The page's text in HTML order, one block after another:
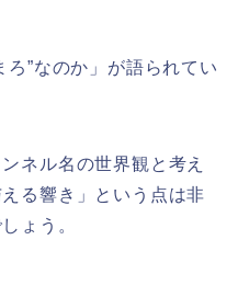
”なのか」が語られてい
ネル名の世界観と考え
る響き」という点は非
ょう。